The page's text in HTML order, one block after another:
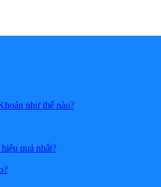
như thế nào?
quả nhất?